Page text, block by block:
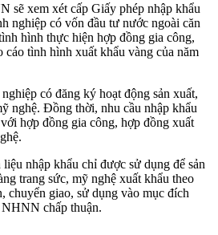
sẽ xem xét cấp Giấy phép nhập khẩu
nghiệp có vốn đầu tư nước ngoài căn
hình thực hiện hợp đồng gia công,
cáo tình hình xuất khẩu vàng của năm
có đăng ký hoạt động sản xuất,
nghệ. Đồng thời, nhu cầu nhập khẩu
hợp đồng gia công, hợp đồng xuất
nhập khẩu chỉ được sử dụng để sản
trang sức, mỹ nghệ xuất khẩu theo
chuyển giao, sử dụng vào mục đích
chấp thuận.